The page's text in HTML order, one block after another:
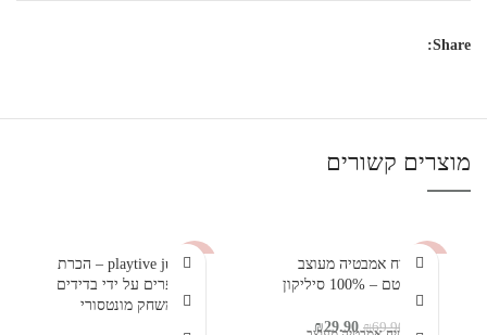
Share:
מוצרים קשורים
-57%שטיח אמבטיה מעוצב
היפופוטם – 100% סיליקון
₪69.90 המחיר₪29.90
-40%
playtive junior – הכרת
המספרים על ידי בדידים
משחק מונטסורי